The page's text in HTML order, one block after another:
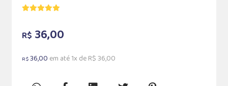
R$ 36,00
R$36,00 em até 1x de R$ 36,00